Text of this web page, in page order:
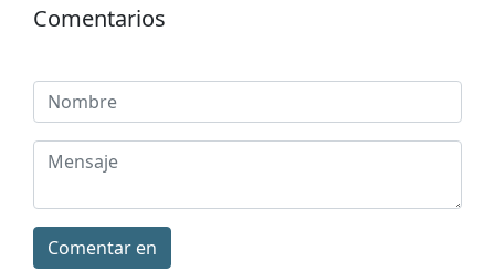
Comentarios
Comentar en